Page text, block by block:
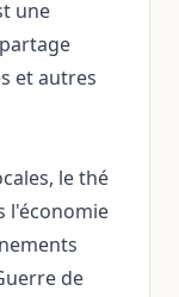
une
et autres
le thé
l'économie
de